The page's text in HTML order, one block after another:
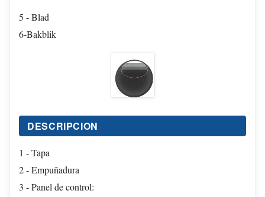
5 - Blad
6-Bakblik
DESCRIPCION
1 - Tapa
2 - Empuñadura
3 - Panel de control: